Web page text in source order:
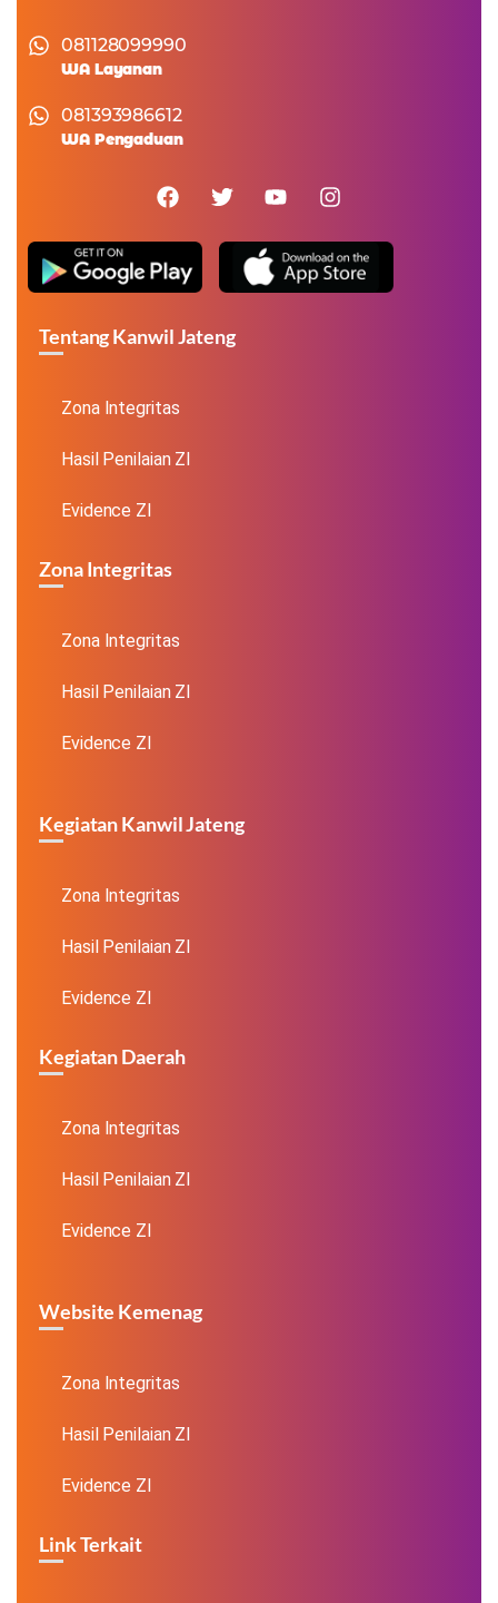
081128099990
WA Layanan
081393986612
WA Pengaduan
Tentang Kanwil Jateng
Zona Integritas
Hasil Penilaian ZI
Evidence ZI
Zona Integritas
Zona Integritas
Hasil Penilaian ZI
Evidence ZI
Kegiatan Kanwil Jateng
Zona Integritas
Hasil Penilaian ZI
Evidence ZI
Kegiatan Daerah
Zona Integritas
Hasil Penilaian ZI
Evidence ZI
Website Kemenag
Zona Integritas
Hasil Penilaian ZI
Evidence ZI
Link Terkait